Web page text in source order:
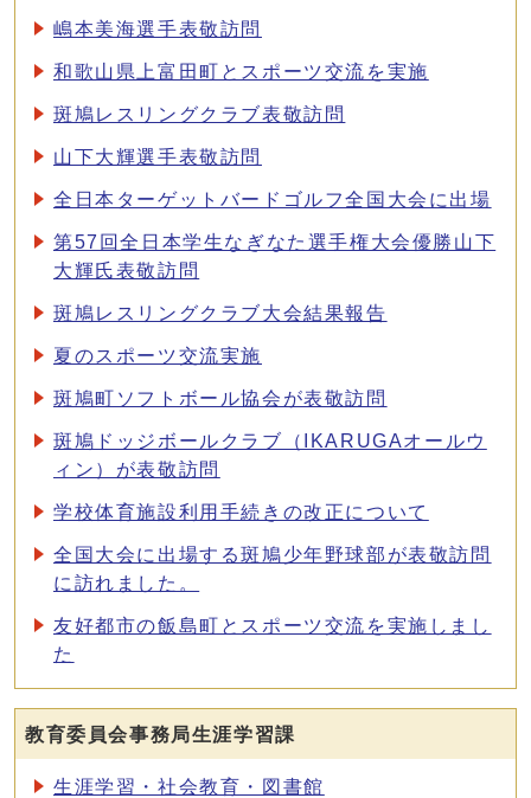
嶋本美海選手表敬訪問
和歌山県上富田町とスポーツ交流を実施
斑鳩レスリングクラブ表敬訪問
山下大輝選手表敬訪問
全日本ターゲットバードゴルフ全国大会に出場
第57回全日本学生なぎなた選手権大会優勝山下
大輝氏表敬訪問
斑鳩レスリングクラブ大会結果報告
夏のスポーツ交流実施
斑鳩町ソフトボール協会が表敬訪問
斑鳩ドッジボールクラブ（IKARUGAオールウ
ィン）が表敬訪問
学校体育施設利用手続きの改正について
全国大会に出場する斑鳩少年野球部が表敬訪問
に訪れました。
友好都市の飯島町とスポーツ交流を実施しまし
た
教育委員会事務局生涯学習課
生涯学習・社会教育・図書館